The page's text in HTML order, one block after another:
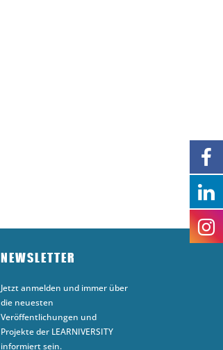
NEWSLETTER
Jetzt anmelden und immer über
die neuesten
Veröffentlichungen und
Projekte der LEARNIVERSITY
informiert sein.